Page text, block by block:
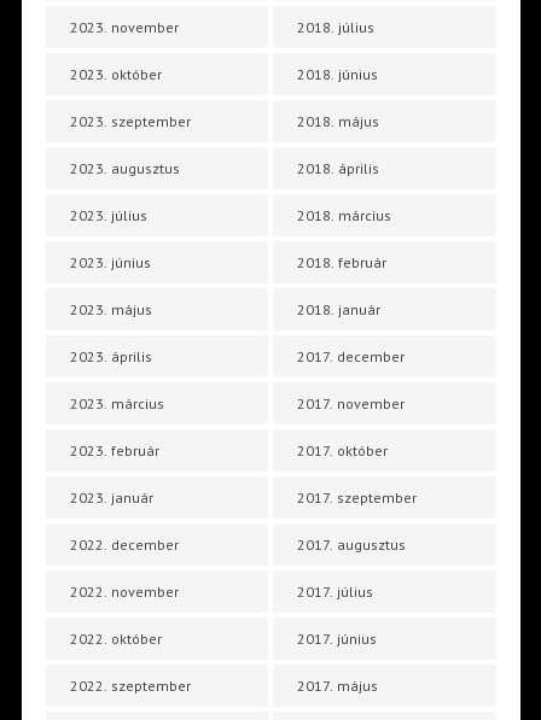
2023. november
2023. október
2023. szeptember
2023. augusztus
2023. július
2023. június
2023. május
2023. április
2023. március
2023. február
2023. január
2022. december
2022. november
2022. október
2022. szeptember
2018. július
2018. június
2018. május
2018. április
2018. március
2018. február
2018. január
2017. december
2017. november
2017. október
2017. szeptember
2017. augusztus
2017. július
2017. június
2017. május